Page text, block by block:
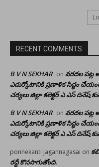
RECENT COMMENTS
B V N SEKHAR on వరదల పట్ల
ఎదుర్కోటానికి ప్రణాళిక సిద్ధం
చర్యలు జిల్లా కలెక్టర్ ఎ ఎస్ దినేష్
B V N SEKHAR on వరదల పట్ల
ఎదుర్కోటానికి ప్రణాళిక సిద్ధం
చర్యలు జిల్లా కలెక్టర్ ఎ ఎస్ దినేష్
ponnekanti jagannagasai on
రద్దీ కొనసాగుతోంది.